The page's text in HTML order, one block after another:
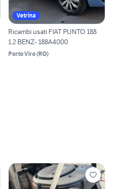
Vetrina
Ricambi usati FIAT PUNTO 188
1.2 BENZ- 188A4000
Porto Viro(RO)